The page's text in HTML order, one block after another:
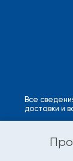
Все
доставки и